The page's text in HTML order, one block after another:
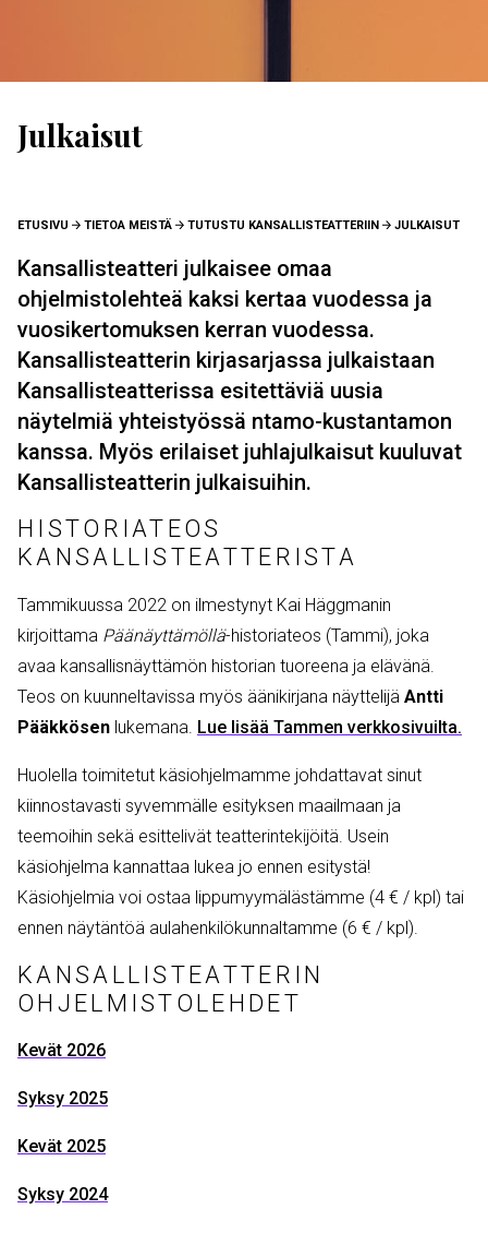
Julkaisut
MURUPOLKU
ETUSIVU TIETOA MEISTÄ TUTUSTU KANSALLISTEATTERIIN JULKAISUT
Kansallisteatteri julkaisee omaa
ohjelmistolehteä kaksi kertaa vuodessa ja
vuosikertomuksen kerran vuodessa.
Kansallisteatterin kirjasarjassa julkaistaan
Kansallisteatterissa esitettäviä uusia
näytelmiä yhteistyössä ntamo-kustantamon
kanssa. Myös erilaiset juhlajulkaisut kuuluvat
Kansallisteatterin julkaisuihin.
HISTORIATEOS
KANSALLISTEATTERISTA
Tammikuussa 2022 on ilmestynyt Kai Häggmanin
kirjoittama Päänäyttämöllä-historiateos (Tammi), joka
avaa kansallisnäyttämön historian tuoreena ja elävänä.
Teos on kuunneltavissa myös äänikirjana näyttelijä Antti
Pääkkösen lukemana. Lue lisää Tammen verkkosivuilta.
Huolella toimitetut käsiohjelmamme johdattavat sinut
kiinnostavasti syvemmälle esityksen maailmaan ja
teemoihin sekä esittelivät teatterintekijöitä. Usein
käsiohjelma kannattaa lukea jo ennen esitystä!
Käsiohjelmia voi ostaa lippumyymälästämme (4 € / kpl) tai
ennen näytäntöä aulahenkilökunnaltamme (6 € / kpl).
KANSALLISTEATTERIN
OHJELMISTOLEHDET
Kevät 2026
Syksy 2025
Kevät 2025
Syksy 2024